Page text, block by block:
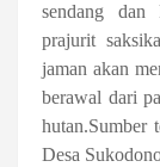
sendang dan
prajurit
jaman akan
berawal dari
hutan.Sumber
Desa